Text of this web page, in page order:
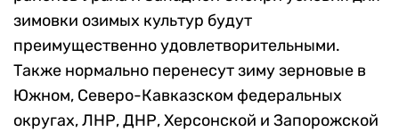
зимовки озимых культур будут
преимущественно удовлетворительными.
Также нормально перенесут зиму зерновые в
Южном, Северо-Кавказском федеральных
округах, ЛНР, ДНР, Херсонской и Запорожской